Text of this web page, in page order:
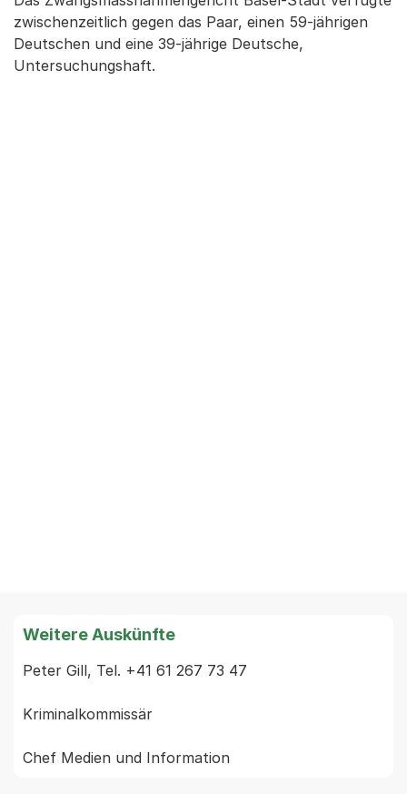
zwischenzeitlich gegen das Paar, einen 59-jährigen
Deutschen und eine 39-jährige Deutsche,
Untersuchungshaft.
Weitere Auskünfte
Peter Gill, Tel. +41 61 267 73 47
Kriminalkommissär